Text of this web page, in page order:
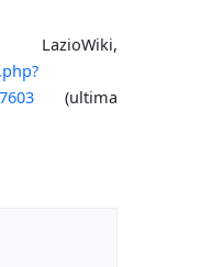
(ultima